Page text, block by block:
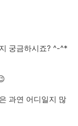
궁금하시죠? ^-^*
과연 어디일지 많